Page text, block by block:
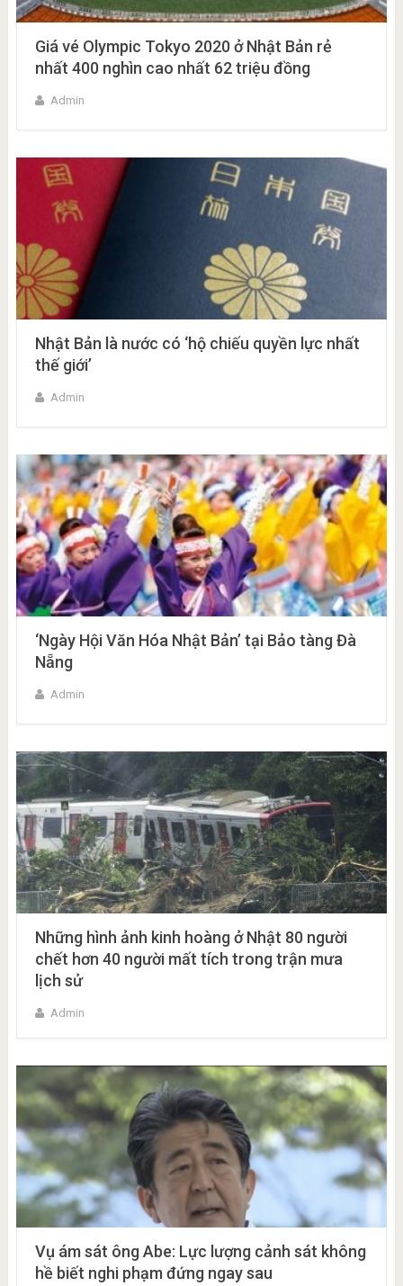
Giá vé Olympic Tokyo 2020 ở Nhật Bản rẻ
nhất 400 nghìn cao nhất 62 triệu đồng
Admin
Nhật Bản là nước có ‘hộ chiếu quyền lực nhất
thế giới’
Admin
‘Ngày Hội Văn Hóa Nhật Bản’ tại Bảo tàng Đà
Nẵng
Admin
Những hình ảnh kinh hoàng ở Nhật 80 người
chết hơn 40 người mất tích trong trận mưa
lịch sử
Admin
Vụ ám sát ông Abe: Lực lượng cảnh sát không
hề biết nghi phạm đứng ngay sau